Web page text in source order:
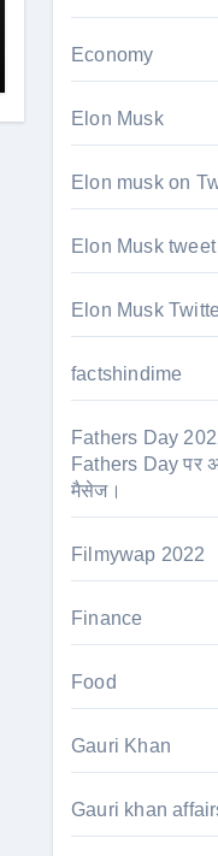
Economy
Elon Musk
Elon musk on
Elon Musk tweet
Elon Musk
factshindime
Fathers Day
Fathers Day पर
मैसेज।
Filmywap 2022
Finance
Food
Gauri Khan
Gauri khan